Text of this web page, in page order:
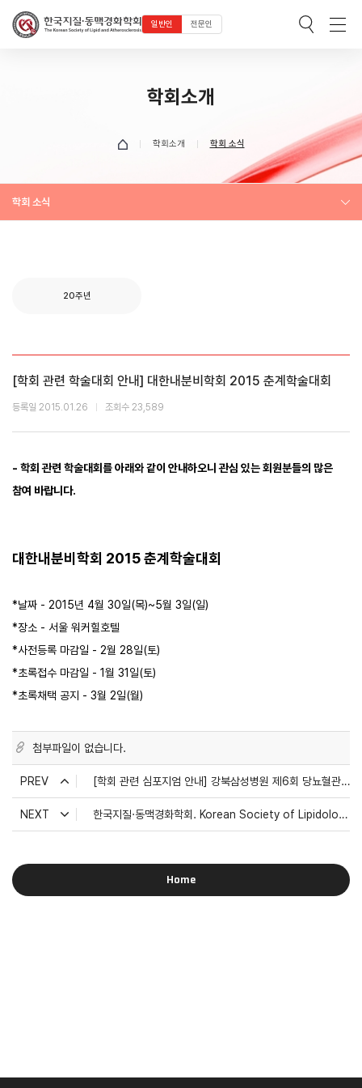
일반인 전문인
학회소개
학회소개 학회 소식
학회 소식
20주년
[학회 관련 학술대회 안내] 대한내분비학회 2015 춘계학술대회
등록일 2015.01.26 조회수 23,589
- 학회 관련 학술대회를 아래와 같이 안내하오니 관심 있는 회원분들의 많은
참여 바랍니다.
대한내분비학회 2015 춘계학술대회
*날짜 - 2015년 4월 30일(목)~5월 3일(일)
*장소 - 서울 워커힐호텔
*사전등록 마감일 - 2월 28일(토)
*초록접수 마감일 - 1월 31일(토)
*초록채택 공지 - 3월 2일(월)
첨부파일이 없습니다.
PREV [학회 관련 심포지엄 안내] 강북삼성병원 제6회 당뇨혈관센터 교육 심포지엄
NEXT 한국지질·동맥경화학회. Korean Society of Lipidology ...
Home